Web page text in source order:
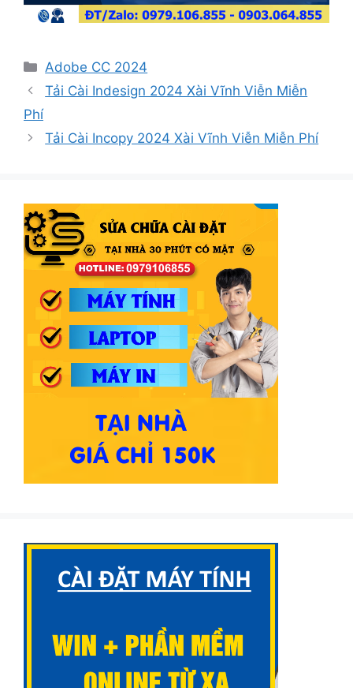
Danh
mục
Adobe CC 2024
Tải Cài Indesign 2024 Xài Vĩnh Viễn Miễn
Phí
Tải Cài Incopy 2024 Xài Vĩnh Viễn Miễn Phí